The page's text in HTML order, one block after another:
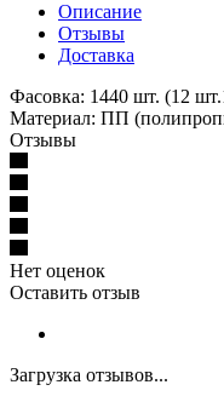
Описание
Отзывы
Доставка
Фасовка: 1440 шт. (12
Материал: ПП
Отзывы
Нет оценок
Оставить отзыв
Загрузка отзывов...